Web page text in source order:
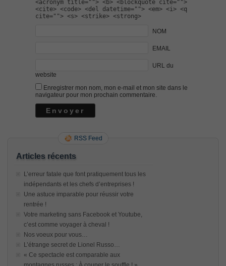
<acronym title=""> <b> <blockquote cite="">
<cite> <code> <del datetime=""> <em> <i> <q
cite=""> <s> <strike> <strong>
NOM
EMAIL
URL du
website
Enregistrer mon nom, mon e-mail et mon site dans le
navigateur pour mon prochain commentaire.
RSS Feed
Articles récents
L’erreur fatale que font pratiquement tous les
indépendants et les chefs d’entreprises !
Une astuce imparable pour réussir votre
rentrée !
Votre marketing sans Facebook et Youtube,
c’est comme voyager à cheval !
Nos voeux pour vous…
L’étrange secret de Lionel Russo…
« Ce spectacle est comparable aux